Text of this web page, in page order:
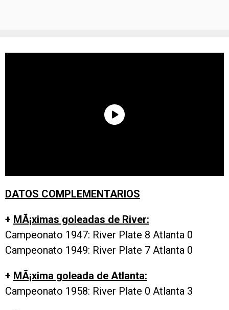
DATOS COMPLEMENTARIOS
+ MÃ¡ximas goleadas de River:
Campeonato 1947: River Plate 8 Atlanta 0
Campeonato 1949: River Plate 7 Atlanta 0
+ MÃ¡xima goleada de Atlanta:
Campeonato 1958: River Plate 0 Atlanta 3